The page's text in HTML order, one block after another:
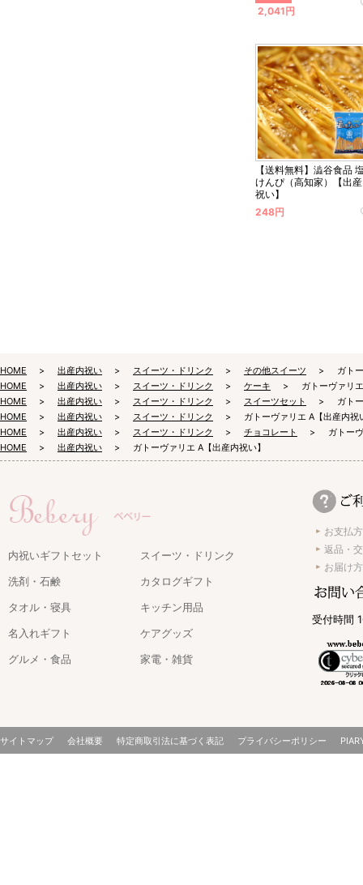
2,041円
【送料無料】澁谷食品
けんぴ（高知家）【出
祝い】
248円
HOME 出産内祝い スイーツ・ドリンク その他スイーツ
ガト
HOME
出産内祝い スイーツ・ドリンク ケーキ
ガトーヴァリ
HOME
出産内祝い スイーツ・ドリンク スイーツセット
ガト
HOME
出産内祝い スイーツ・ドリンク
ガトーヴァリエ A【出産内祝
HOME
出産内祝い スイーツ・ドリンク チョコレート
ガトー
HOME
出産内祝い ガトーヴァリエ A【出産内祝い】
内祝いギフトセット
スイーツ・ドリンク
洗剤・石鹸
カタログギフト
タオル・寝具
キッチン用品
名入れギフト
ケアグッズ
グルメ・食品
家電・雑貨
お支払
返品・
お届け
受付時間
サイトマップ 会社概要 特定商取引法に基づく表記 プライバシーポリシー